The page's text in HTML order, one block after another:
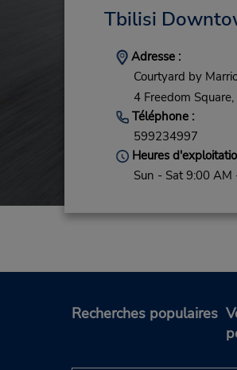
Tbilisi
Adresse :
Courtyard by
4 Freedom Square,
Téléphone :
599234997
Heures
Sun - Sat 9:00 AM
Recherches populaires